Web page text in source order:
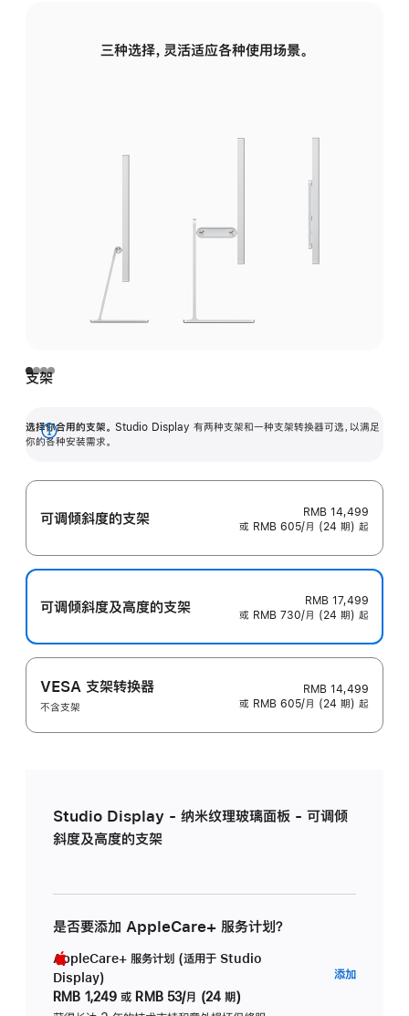
三种选择，灵活适应各种使用场景。
支架
选择你合用的支架。 Studio Display 有两种支架和一种支架转换器可选，以满足
你的各种安装需求。
展
可调倾斜度的支架
RMB 14,499
或 RMB 605/月 (24 期) 起
可调倾斜度及高‍度的支‍架
RMB 17,499
或 RMB 730/月 (24 期) 起
VESA 支架转换器
不含支架
RMB 14,499
或 RMB 605/月 (24 期) 起
Studio Display - 纳米纹理玻璃面板 - 可调倾
斜度及高度的支架
是否要添加 AppleCare+ 服务计划？
AppleCare+ 服务计划 (适用于 Studio
Display)
RMB 1,249 或 RMB 53/月 (24 期)
添加